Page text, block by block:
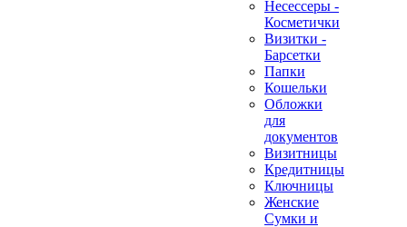
Несессеры -
Косметички
Визитки -
Барсетки
Папки
Кошельки
Обложки
для
документов
Визитницы
Кредитницы
Ключницы
Женские
Сумки и